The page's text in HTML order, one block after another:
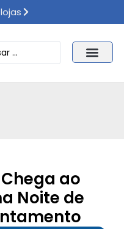
ao
Noite de